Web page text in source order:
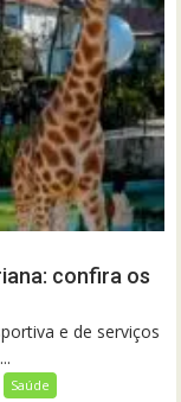
confira os
e de serviços
Saúde